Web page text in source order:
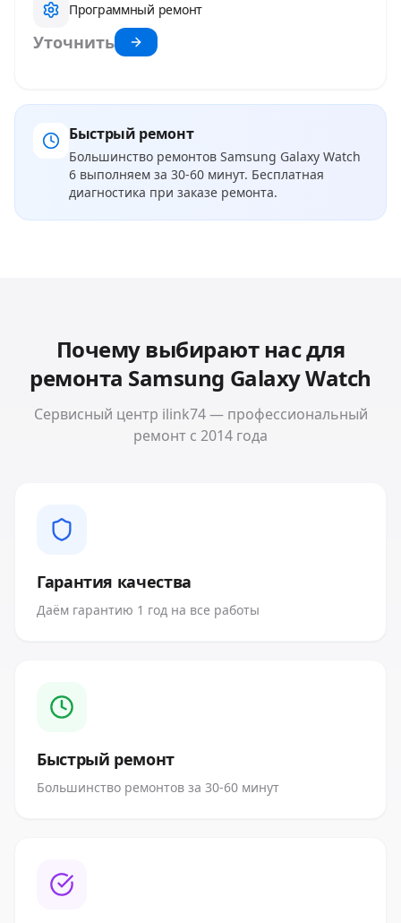
Программный ремонт
Уточнить
Быстрый ремонт
Большинство ремонтов Samsung Galaxy Watch
6 выполняем за 30-60 минут. Бесплатная
диагностика при заказе ремонта.
Почему выбирают нас для
ремонта Samsung Galaxy Watch
Сервисный центр ilink74 — профессиональный
ремонт с 2014 года
Гарантия качества
Даём гарантию 1 год на все работы
Быстрый ремонт
Большинство ремонтов за 30-60 минут